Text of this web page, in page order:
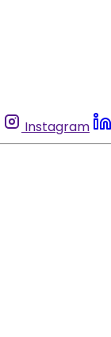
Instagram